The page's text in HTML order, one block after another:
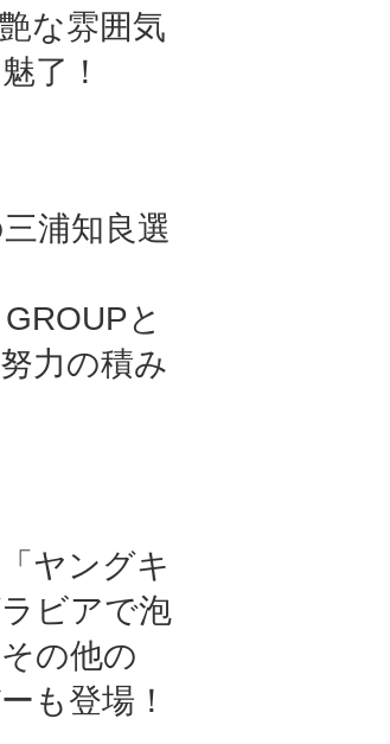
な雰囲気
了！
浦知良選
と
力の積み
ヤングキ
ビアで泡
の他の
も登場！